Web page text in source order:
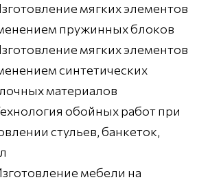
мягких элементов
пружинных блоков
мягких элементов
синтетических
материалов
обойных работ при
стульев, банкеток,
мебели на